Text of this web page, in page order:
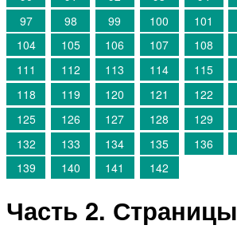
97
98 99 100 101
104
105 106 107 108
111
112 113 114 115
118
119 120 121 122
125
126 127 128 129
132
133 134 135 136
139
140 141 142
Часть 2. Страницы